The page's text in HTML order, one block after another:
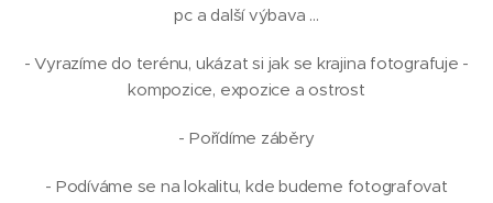
pc a další výbava ...
- Vyrazíme do terénu, ukázat si jak se krajina fotografuje -
kompozice, expozice a ostrost
- Pořídíme záběry
- Podíváme se na lokalitu, kde budeme fotografovat